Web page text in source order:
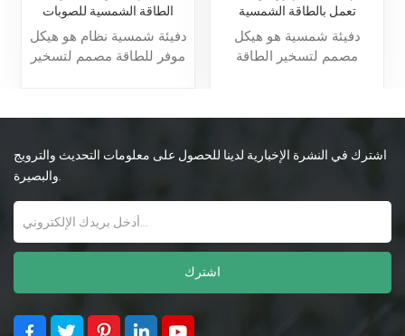
الطاقة الشمسية للصوبات
الزراعية لنظام الطاقة الشمسية
الكهروضوئية
دفيئة شمسية نظام هو هيكل
موفر للطاقة مصمم لتسخير
مثالية من درجة الحرارة
تصميمًا للطاقة الشمسية
السلبية، وكتلة حرارية، وأحيانًا
الاعتماد على مصادر الطاقة
تعمل بالطاقة الشمسية
دفيئة شمسية هو هيكل
مصمم لتسخير الطاقة
يستخدم مبادئ التصميم
المواجهة الجنوبية والجدران
الشمسية أيضًا أنظمة نشطة
الكتلة الحرارية (مثل براميل
اشترك في النشرة الإخبارية لدينا للحصول على معلومات التحديث والترويج
والبصيرة.